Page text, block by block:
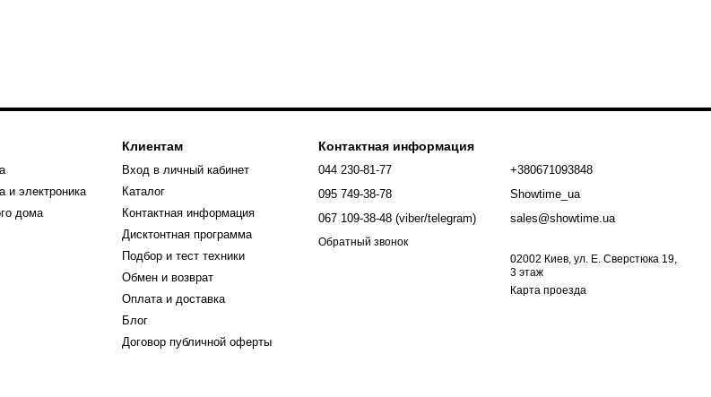
и электроника
дома
Клиентам
Вход в личный кабинет
Каталог
Контактная информация
Дисктонтная программа
Подбор и тест техники
Обмен и возврат
Оплата и доставка
Блог
Договор публичной оферты
Контактная информация
044 230-81-77
095 749-38-78
067 109-38-48 (viber/telegram)
Обратный звонок
+380671093848
Showtime_ua
sales@showtime.ua
02002 Киев, ул. Е. Сверстюка 19,
3 этаж
Карта проезда